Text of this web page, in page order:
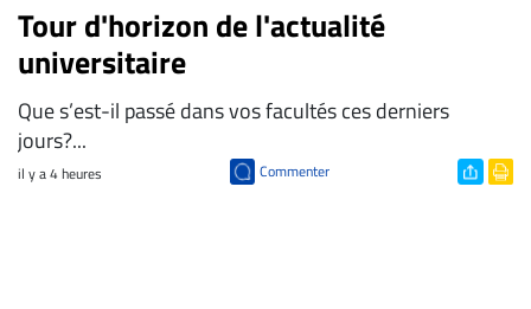
Tour d'horizon de l'actualité
universitaire
Que s’est-il passé dans vos facultés ces derniers
jours?...
il y a 4 heures Commenter